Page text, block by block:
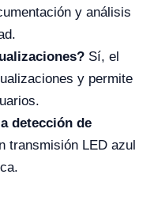
y análisis
Sí, el
y permite
detección de
transmisión LED azul